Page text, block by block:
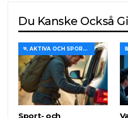
Du Kanske Också
🏃 AKTIVA OCH SPORTIGA TURER
Sport- och